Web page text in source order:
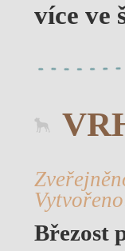
více ve
Březost